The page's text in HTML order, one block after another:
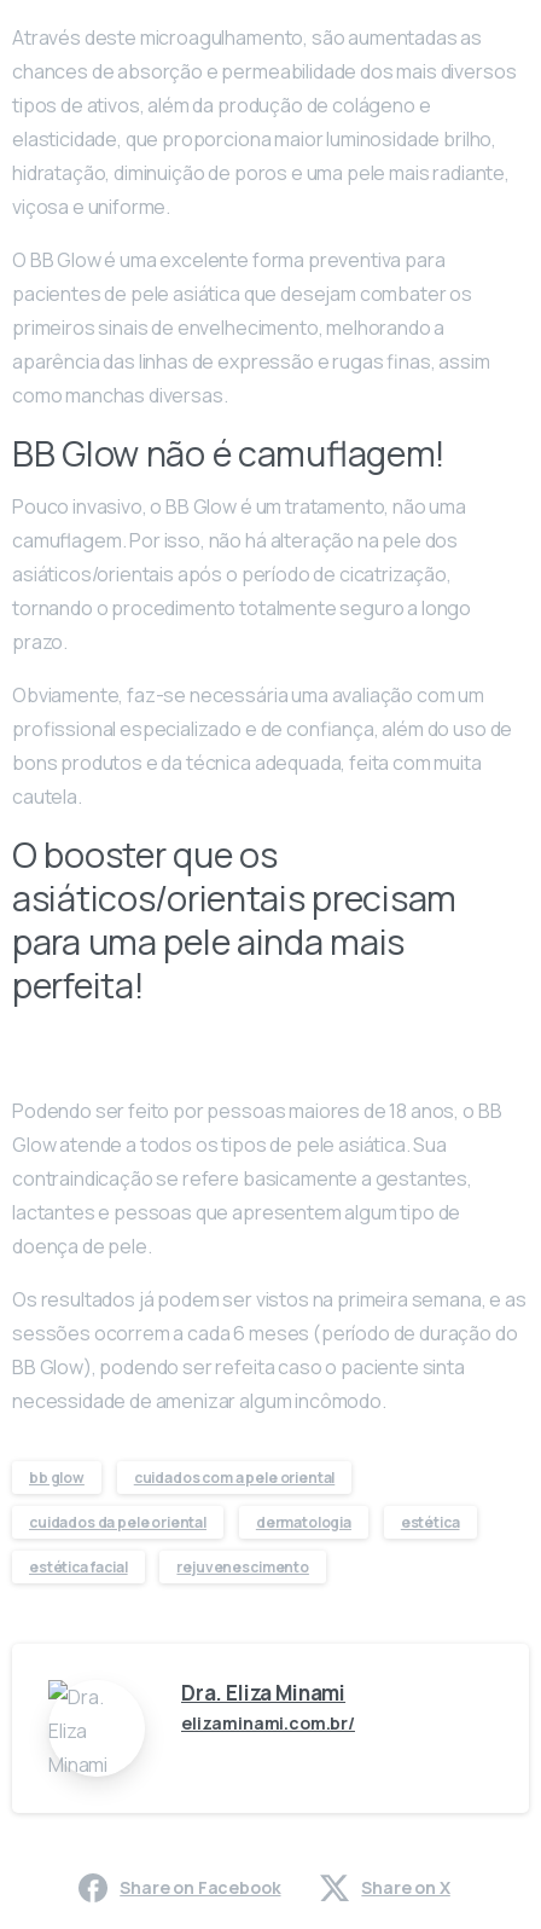
Através deste microagulhamento, são aumentadas as
chances de absorção e permeabilidade dos mais diversos
tipos de ativos, além da produção de colágeno e
elasticidade, que proporciona maior luminosidade brilho,
hidratação, diminuição de poros e uma pele mais radiante,
viçosa e uniforme.
O BB Glow é uma excelente forma preventiva para
pacientes de pele asiática que desejam combater os
primeiros sinais de envelhecimento, melhorando a
aparência das linhas de expressão e rugas finas, assim
como manchas diversas.
BB Glow não é camuflagem!
Pouco invasivo, o BB Glow é um tratamento, não uma
camuflagem. Por isso, não há alteração na pele dos
asiáticos/orientais após o período de cicatrização,
tornando o procedimento totalmente seguro a longo
prazo.
Obviamente, faz-se necessária uma avaliação com um
profissional especializado e de confiança, além do uso de
bons produtos e da técnica adequada, feita com muita
cautela.
O booster que os
asiáticos/orientais precisam
para uma pele ainda mais
perfeita!
Podendo ser feito por pessoas maiores de 18 anos, o BB
Glow atende a todos os tipos de pele asiática. Sua
contraindicação se refere basicamente a gestantes,
lactantes e pessoas que apresentem algum tipo de
doença de pele.
Os resultados já podem ser vistos na primeira semana, e as
sessões ocorrem a cada 6 meses (período de duração do
BB Glow), podendo ser refeita caso o paciente sinta
necessidade de amenizar algum incômodo.
bb glow cuidados com a pele oriental
cuidados da pele oriental dermatologia estética
estética facial rejuvenescimento
Dra. Eliza Minami
elizaminami.com.br/
Share on Facebook Share on X